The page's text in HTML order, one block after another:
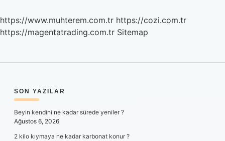
https://www.muhterem.com.tr https://cozi.com.tr
https://magentatrading.com.tr Sitemap
SIDEBAR
SON YAZILAR
Beyin kendini ne kadar sürede yeniler ?
Ağustos 6, 2026
2 kilo kıymaya ne kadar karbonat konur ?